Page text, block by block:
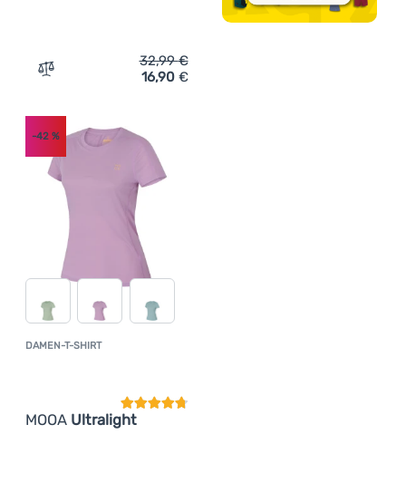
Zum Vergleich 'Damen-T-Shirt MOOA UV-Protect'
32,99€
16,90 €
DAMEN-T-SHIRT
MOOA Ultralight
-42 %